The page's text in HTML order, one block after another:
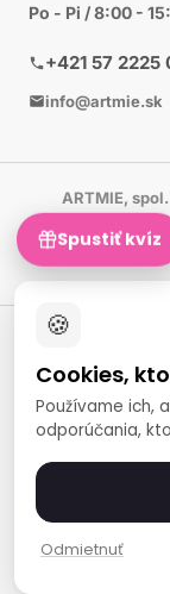
Po - Pi / 8:00 -
+421 57 2225
info@artmie.sk
ARTMIE,
603/85, 069
Víťaz
Ručné
🍪
Cookies,
Používame ich,
odporúčania,
Odmietnuť
Spustiť kvíz